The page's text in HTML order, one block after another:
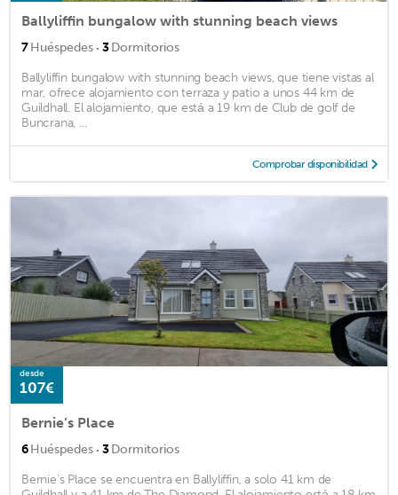
Ballyliffin bungalow with stunning beach views
7Huéspedes · 3Dormitorios
Ballyliffin bungalow with stunning beach views, que tiene vistas al
mar, ofrece alojamiento con terraza y patio a unos 44 km de
Guildhall. El alojamiento, que está a 19 km de Club de golf de
Buncrana, ...
Comprobar disponibilidad
desde
107€
Bernie’s Place
6Huéspedes · 3Dormitorios
Bernie’s Place se encuentra en Ballyliffin, a solo 41 km de